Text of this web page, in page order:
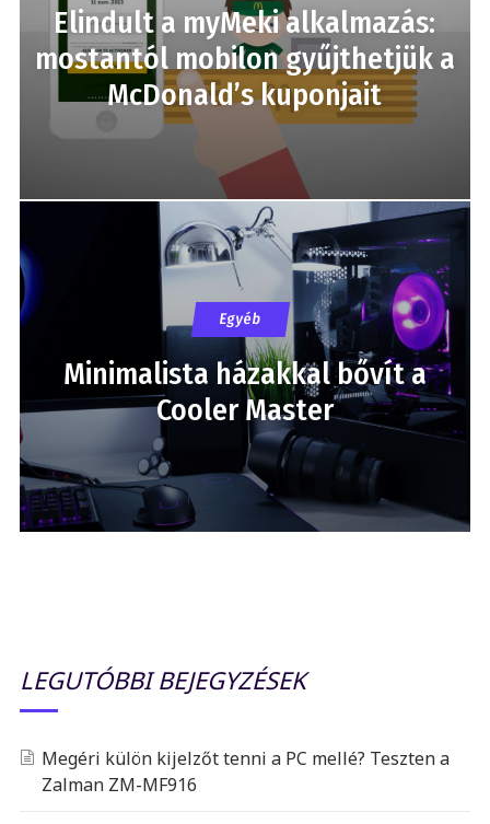
Elindult a myMeki alkalmazás:
mostantól mobilon gyűjthetjük a
McDonald’s kuponjait
Egyéb
Minimalista házakkal bővít a
Cooler Master
LEGUTÓBBI BEJEGYZÉSEK
Megéri külön kijelzőt tenni a PC mellé? Teszten a
Zalman ZM-MF916